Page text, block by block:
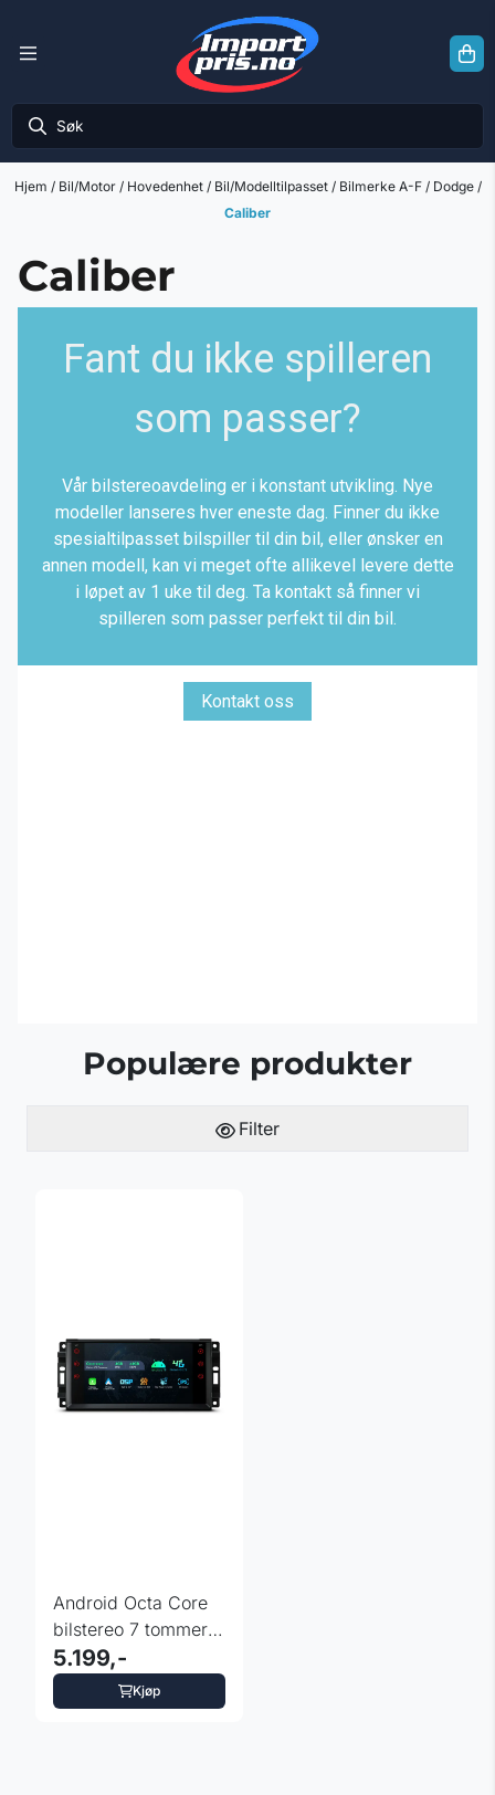
Hjem / Bil/Motor / Hovedenhet / Bil/Modelltilpasset / Bilmerke A-F / Dodge /
Caliber
Caliber
Fant du ikke spilleren
som passer?
Vår bilstereoavdeling er i konstant utvikling. Nye
modeller lanseres hver eneste dag. Finner du ikke
spesialtilpasset bilspiller til din bil, eller ønsker en
annen modell, kan vi meget ofte allikevel levere dette
i løpet av 1 uke til deg. Ta kontakt så finner vi
spilleren som passer perfekt til din bil.
Kontakt oss
Populære produkter
Filter
Android Octa Core
bilstereo 7 tommer
til Jeep Dodge ...
5.199,-
Kjøp